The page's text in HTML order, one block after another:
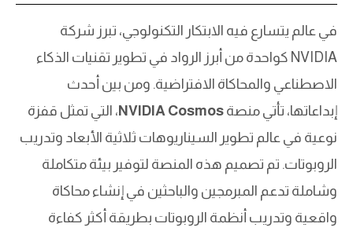
في عالم يتسارع فيه الابتكار التكنولوجي، تبرز شركة
NVIDIA كواحدة من أبرز الرواد في تطوير تقنيات الذكاء
الاصطناعي والمحاكاة الافتراضية. ومن بين أحدث
إبداعاتها، تأتي منصة NVIDIA Cosmos ، التي تمثل قفزة
نوعية في عالم تطوير السيناريوهات ثلاثية الأبعاد وتدريب
الروبوتات. تم تصميم هذه المنصة لتوفير بيئة متكاملة
وشاملة تدعم المبرمجين والباحثين في إنشاء محاكاة
واقعية وتدريب أنظمة الروبوتات بطريقة أكثر كفاءة